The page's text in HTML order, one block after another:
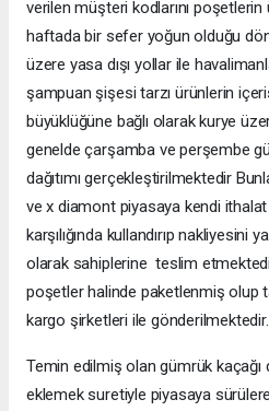
verilen müşteri kodlarını
haftada bir sefer yoğun olduğu
üzere yasa dışı yollar ile
şampuan şişesi tarzı ürünlerin
büyüklüğüne bağlı olarak kurye
genelde çarşamba ve perşembe
dağıtımı gerçekleştirilmektedir
ve x diamont piyasaya kendi ithalat
karşılığında kullandırıp nakliyesini
olarak sahiplerine teslim
poşetler halinde paketlenmiş olup
kargo şirketleri ile gönderilmektedir.
Temin edilmiş olan gümrük kaçağı
eklemek suretiyle piyasaya